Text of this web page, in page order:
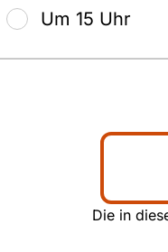
Um 15 Uhr
Die in